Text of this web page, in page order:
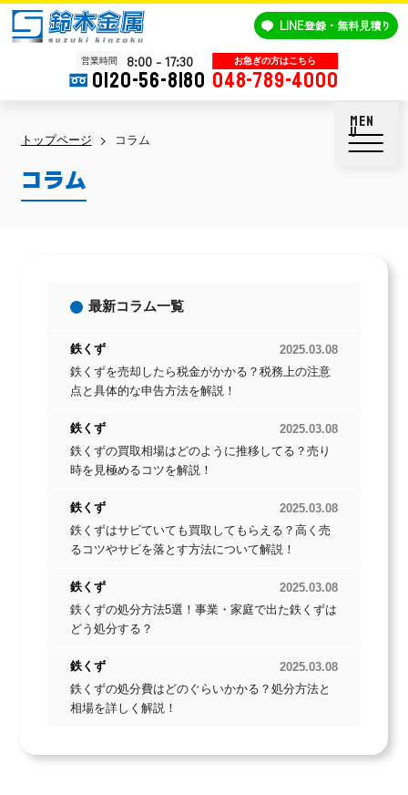
円/kg(税込)
0120-56-8180 048-789-4000
LINE登録・無料見積り
営業時間 8:00 - 17:30
トップページ コラム
コラム
最新コラム一覧
鉄くず
2025.03.08
鉄くずを売却したら税金がかかる？税務上の注意
点と具体的な申告方法を解説！
鉄くず
2025.03.08
鉄くずの買取相場はどのように推移してる？売り
時を見極めるコツを解説！
鉄くず
2025.03.08
鉄くずはサビていても買取してもらえる？高く売
るコツやサビを落とす方法について解説！
鉄くず
2025.03.08
鉄くずの処分方法5選！事業・家庭で出た鉄くずは
どう処分する？
鉄くず
2025.03.08
鉄くずの処分費はどのぐらいかかる？処分方法と
相場を詳しく解説！